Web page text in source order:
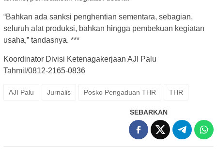
“Bahkan ada sanksi penghentian sementara, sebagian,
seluruh alat produksi, bahkan hingga pembekuan kegiatan
usaha,” tandasnya. ***
Koordinator Divisi Ketenagakerjaan AJI Palu
Tahmil/0812-2165-0836
AJI Palu Jurnalis Posko Pengaduan THR THR
SEBARKAN